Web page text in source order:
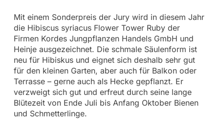
Mit einem Sonderpreis der Jury wird in diesem Jahr
die Hibiscus syriacus Flower Tower Ruby der
Firmen Kordes Jungpflanzen Handels GmbH und
Heinje ausgezeichnet. Die schmale Säulenform ist
neu für Hibiskus und eignet sich deshalb sehr gut
für den kleinen Garten, aber auch für Balkon oder
Terrasse – gerne auch als Hecke gepflanzt. Er
verzweigt sich gut und erfreut durch seine lange
Blütezeit von Ende Juli bis Anfang Oktober Bienen
und Schmetterlinge.